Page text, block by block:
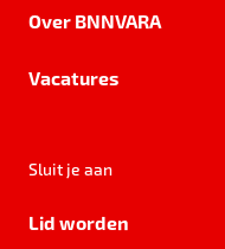
Over BNNVARA
Vacatures
Sluit je aan
Lid worden